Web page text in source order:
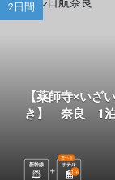
2日間
【薬師寺×いざ
き】 奈良 1
新幹線 ホテル
選べる
1 泊